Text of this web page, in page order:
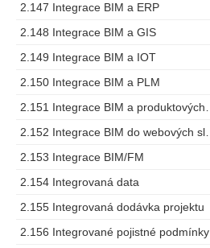
2.147 Integrace BIM a ERP
2.148 Integrace BIM a GIS
2.149 Integrace BIM a IOT
2.150 Integrace BIM a PLM
2.153 Integrace BIM/FM
2.154 Integrovaná data
2.155 Integrovaná dodávka projektu
2.156 Integrované pojistné podmínky